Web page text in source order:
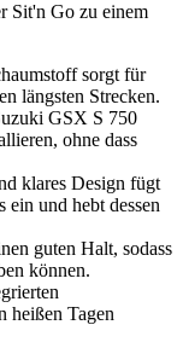
Sit'n Go zu einem
sorgt für
längsten Strecken.
GSX S 750
ohne dass
klares Design fügt
und hebt dessen
guten Halt, sodass
können.
heißen Tagen